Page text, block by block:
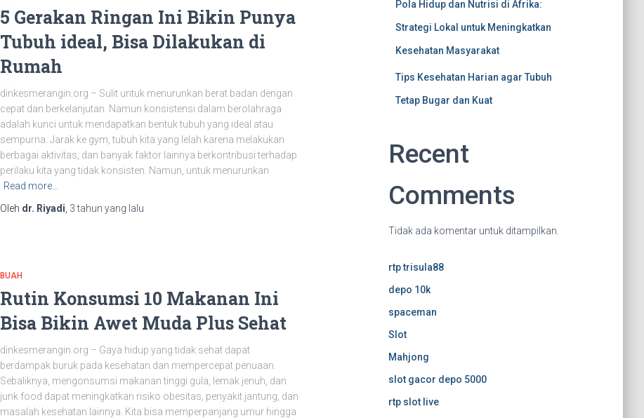
5 Gerakan Ringan Ini Bikin Punya
Tubuh ideal, Bisa Dilakukan di
Rumah
dinkesmerangin.org – Sulit untuk menurunkan berat badan dengan
cepat dan berkelanjutan. Namun konsistensi dalam berolahraga
adalah kunci untuk mendapatkan bentuk tubuh yang ideal atau
sempurna. Jarak ke gym, tubuh kita yang lelah karena melakukan
berbagai aktivitas, dan banyak faktor lainnya berkontribusi terhadap
perilaku kita yang tidak konsisten. Namun, untuk menurunkan
Read more…
Oleh dr. Riyadi 3 tahun yang lalu
BUAH
Rutin Konsumsi 10 Makanan Ini
Bisa Bikin Awet Muda Plus Sehat
dinkesmerangin.org – Gaya hidup yang tidak sehat dapat
berdampak buruk pada kesehatan dan mempercepat penuaan.
Sebaliknya, mengonsumsi makanan tinggi gula, lemak jenuh, dan
junk food dapat meningkatkan risiko obesitas, penyakit jantung, dan
masalah kesehatan lainnya. Kita bisa memperpanjang umur hingga
Pola Hidup dan Nutrisi di Afrika:
Strategi Lokal untuk Meningkatkan
Kesehatan Masyarakat
Tips Kesehatan Harian agar Tubuh
Tetap Bugar dan Kuat
Recent
Comments
Tidak ada komentar untuk ditampilkan.
rtp trisula88
depo 10k
spaceman
Slot
Mahjong
slot gacor depo 5000
rtp slot live